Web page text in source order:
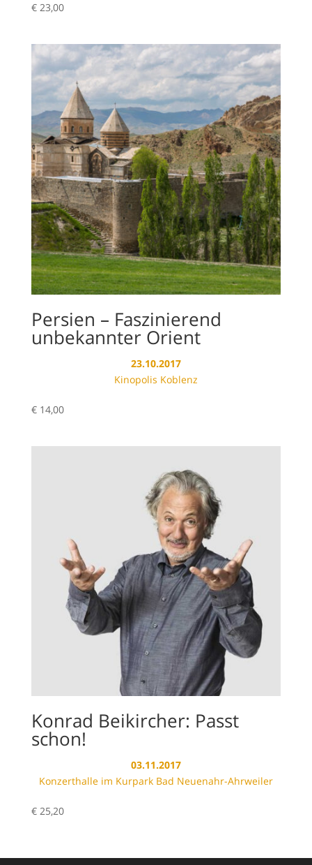
€23,00
Persien – Faszinierend
unbekannter Orient
23.10.2017
Kinopolis Koblenz
€14,00
Konrad Beikircher: Passt
schon!
03.11.2017
Konzerthalle im Kurpark Bad Neuenahr-Ahrweiler
€25,20